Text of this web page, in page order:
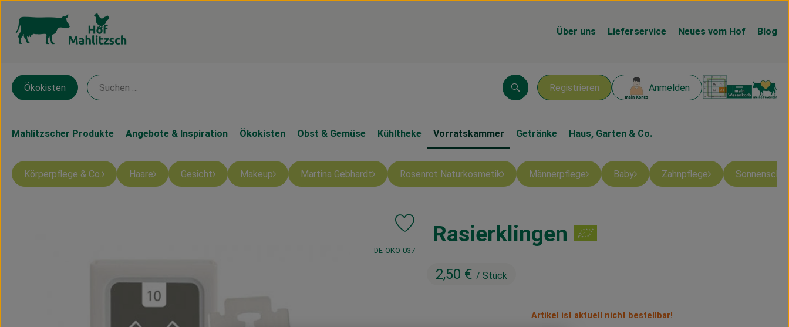
Über uns Lieferservice Neues vom Hof Blog
Registrieren Anmelden
Suchen
Ökokisten
Mahlitzscher Produkte Angebote & Inspiration Ökokisten Obst & Gemüse Kühltheke Vorratskammer Getränke Haus, Garten & Co.
Körperpflege & Co. Haare Gesicht Makeup Martina Gebhardt Rosenrot Naturkosmetik Männerpflege Baby Zahnpflege
Rasierklingen
2,50 € / Stück
Produkt zu Favouriten hinzufügen
, Kontrollstelle:
DE-ÖKO-037
Artikel ist aktuell nicht bestellbar!